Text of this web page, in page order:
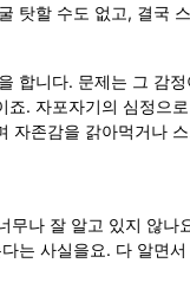
탓할 수도 없고, 결국
합니다. 문제는 그 감정
죠. 자포자기의 심정으
자존감을 갉아먹거나
무나 잘 알고 있지 않나
는 사실을요. 다 알면